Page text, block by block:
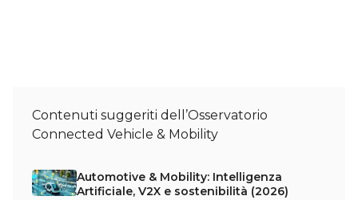
Contenuti suggeriti dell’Osservatorio
Connected Vehicle & Mobility
Automotive & Mobility: Intelligenza
Artificiale, V2X e sostenibilità (2026)